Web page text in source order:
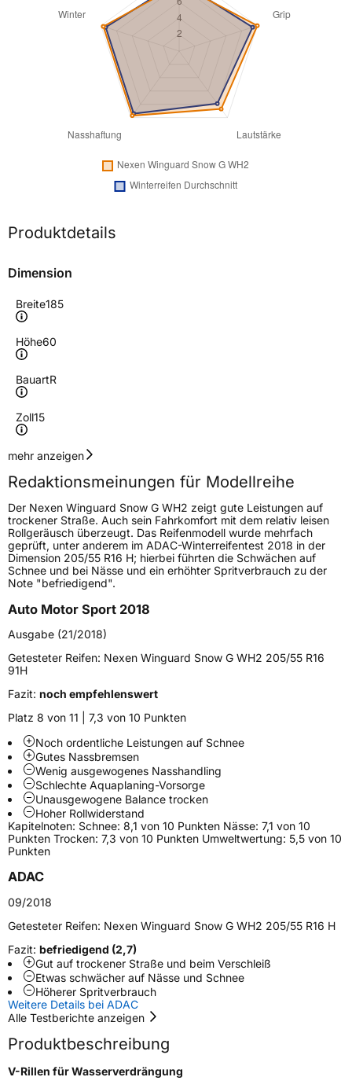
Produktdetails
Dimension
Breite185
Höhe60
BauartR
Zoll15
Geschwindigkeitsindex
Höchstgeschwindigkeit
190 km/h
Lastindex88
Höchstlast560 kg
Gewicht (in kg)8,3 kg
Generelle Merkmale
FahrzeugtypPKW
VerwendungWinterreifen
Modellname
Winguard Snow G WH2
Fahrzeugart PKW & SUV
Weitere Eigenschaften
SchlauchtypTL
ZustandNeureifen
EU Label
EffizienzD
NasshaftungD
Rollgeräusch (Klasse)A
Rollgeräusch (dB)68
mehr anzeigen
Redaktionsmeinungen für Modellreihe
Der Nexen Winguard Snow G WH2 zeigt gute Leistungen auf
trockener Straße. Auch sein Fahrkomfort mit dem relativ leisen
Rollgeräusch überzeugt. Das Reifenmodell wurde mehrfach
geprüft, unter anderem im ADAC-Winterreifentest 2018 in der
Dimension 205/55 R16 H; hierbei führten die Schwächen auf
Schnee und bei Nässe und ein erhöhter Spritverbrauch zu der
Note "befriedigend".
Auto Motor Sport 2018
Ausgabe (21/2018)
Getesteter Reifen: Nexen Winguard Snow G WH2 205/55 R16
91H
Fazit: noch empfehlenswert
Platz 8 von 11 | 7,3 von 10 Punkten
Noch ordentliche Leistungen auf Schnee
Gutes Nassbremsen
Wenig ausgewogenes Nasshandling
Schlechte Aquaplaning-Vorsorge
Unausgewogene Balance trocken
Hoher Rollwiderstand
Kapitelnoten: Schnee: 8,1 von 10 Punkten Nässe: 7,1 von 10
Punkten Trocken: 7,3 von 10 Punkten Umweltwertung: 5,5 von 10
Punkten
ADAC
09/2018
Getesteter Reifen: Nexen Winguard Snow G WH2 205/55 R16 H
Fazit: befriedigend (2,7)
Gut auf trockener Straße und beim Verschleiß
Etwas schwächer auf Nässe und Schnee
Höherer Spritverbrauch
Weitere Details bei ADAC
Alle Testberichte anzeigen
Produktbeschreibung
V-Rillen für Wasserverdrängung